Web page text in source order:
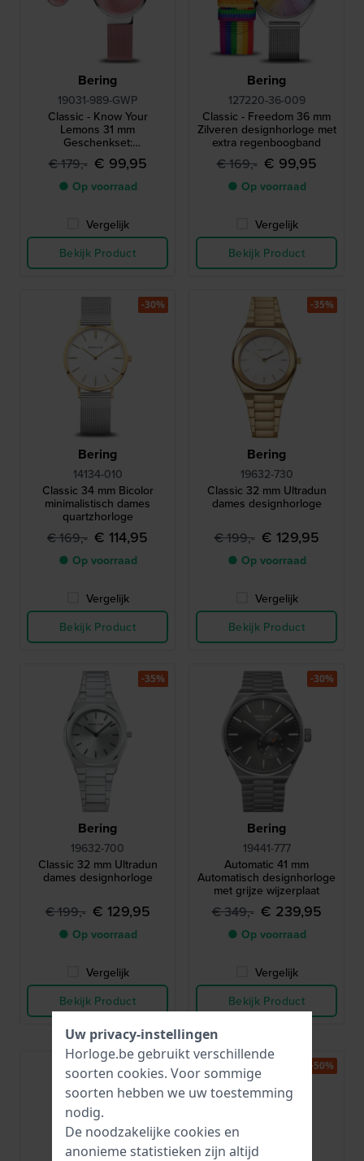
Bering
19031-989-GWP
Classic - Know Your
Lemons 31 mm
Geschenkset:
Minimalistisch roze design
quartz horloge met gratis
halsketting
€ 179,- € 99,95
● Op voorraad
Vergelijk
Bekijk Product
Bering
127220-36-009
Classic - Freedom 36 mm
Zilveren designhorloge met
extra regenboogband
€ 169,- € 99,95
● Op voorraad
Vergelijk
Bekijk Product
Bering
14134-010
Classic 34 mm Bicolor
minimalistisch dames
quartzhorloge
€ 169,- € 114,95
● Op voorraad
Vergelijk
Bekijk Product
-30%
Bering
19632-730
Classic 32 mm Ultradun
dames designhorloge
€ 199,- € 129,95
● Op voorraad
Vergelijk
Bekijk Product
-35%
Bering
19632-700
Classic 32 mm Ultradun
dames designhorloge
€ 199,- € 129,95
● Op voorraad
Vergelijk
Bekijk Product
-35%
Bering
19441-777
Automatic 41 mm
Automatisch designhorloge
met grijze wijzerplaat
€ 349,- € 239,95
● Op voorraad
Vergelijk
Bekijk Product
-30%
-30% -50%
Uw privacy-instellingen
Horloge.be gebruikt verschillende
soorten cookies. Voor sommige
soorten hebben we uw toestemming
nodig.
De noodzakelijke cookies en
anonieme statistieken zijn altijd